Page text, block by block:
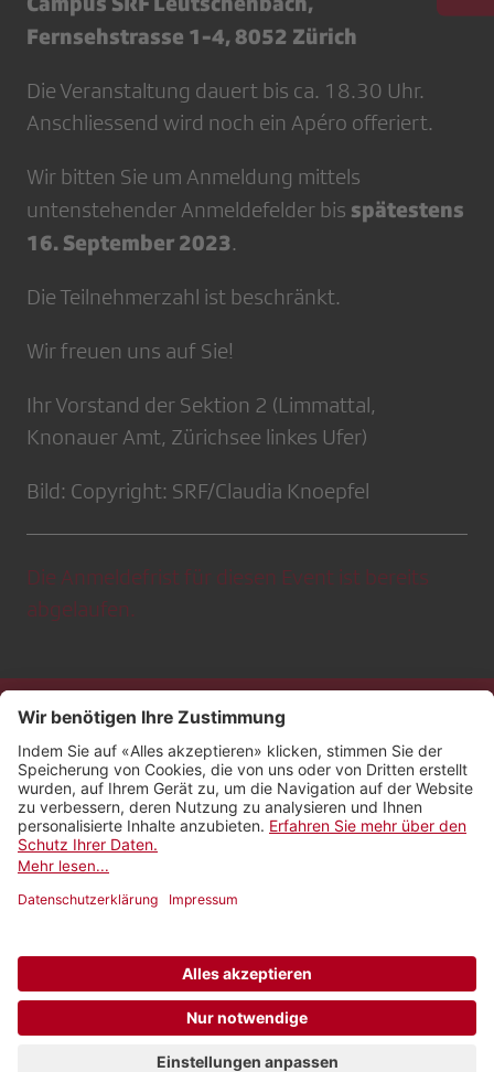
Fernsehstrasse 1-4, 8052 Zürich
Die Veranstaltung dauert bis ca. 18.30 Uhr.
Anschliessend wird noch ein Apéro offeriert.
Wir bitten Sie um Anmeldung mittels
untenstehender Anmeldefelder bis spätestens
16. September 2023.
Die Teilnehmerzahl ist beschränkt.
Wir freuen uns auf Sie!
Ihr Vorstand der Sektion 2 (Limmattal,
Knonauer Amt, Zürichsee linkes Ufer)
Bild: Copyright: SRF/Claudia Knoepfel
Die Anmeldefrist für diesen Event ist bereits
abgelaufen.
Kontakt
Impressum
Rechtliches
Netiquette
Newsletter abonnieren